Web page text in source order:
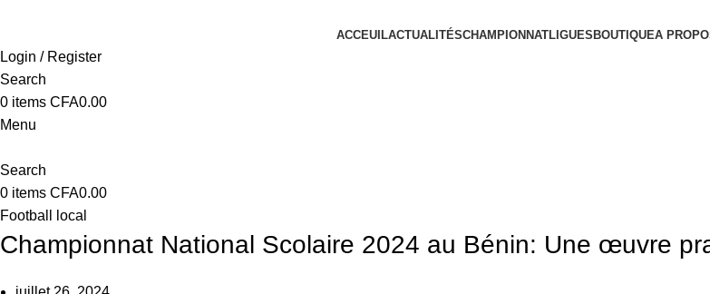
ACCEUILACTUALITÉSCHAMPIONNATLIGUES BOUTIQUEA
Login / Register
Search
0 items CFA0.00
Menu
Search
0 items CFA0.00
Football local
Championnat National Scolaire 2024 au Bénin: Une œuvre